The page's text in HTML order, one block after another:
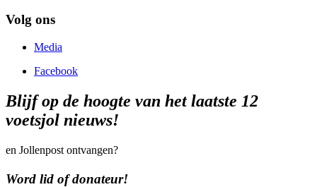
Volg ons
Media
Facebook
Blijf op de hoogte van het laatste 12
voetsjol nieuws!
en Jollenpost ontvangen?
Word lid of donateur!